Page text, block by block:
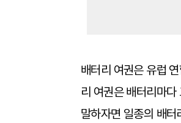
배터리 여권은 유럽
리 여권은 배터리마다
말하자면 일종의 배